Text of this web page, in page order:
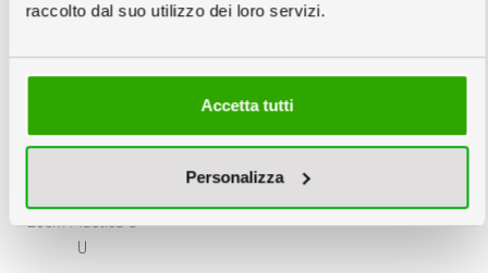
raccolto dal suo utilizzo dei loro servizi.
Accetta tutti
Personalizza
20cm Plastica a
U